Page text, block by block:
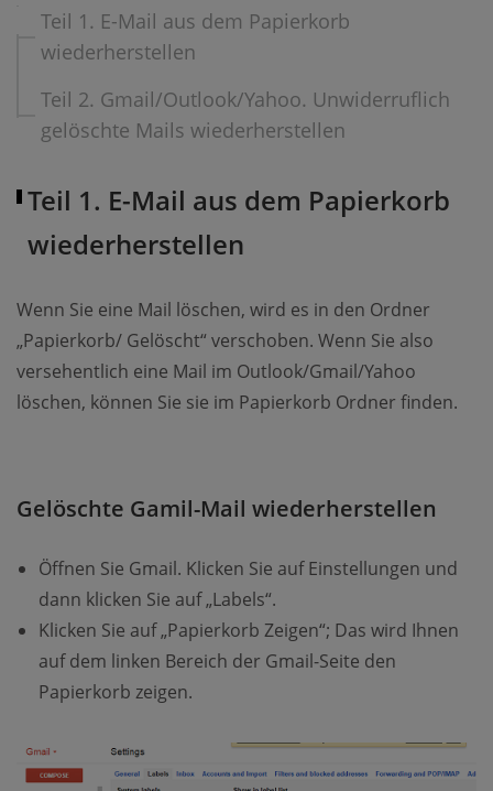
Teil 1. E-Mail aus dem Papierkorb
wiederherstellen
Teil 2. Gmail/Outlook/Yahoo. Unwiderruflich
gelöschte Mails wiederherstellen
Teil 1. E-Mail aus dem Papierkorb
wiederherstellen
Wenn Sie eine Mail löschen, wird es in den Ordner
„Papierkorb/ Gelöscht“ verschoben. Wenn Sie also
versehentlich eine Mail im Outlook/Gmail/Yahoo
löschen, können Sie sie im Papierkorb Ordner finden.
Gelöschte Gamil-Mail wiederherstellen
Öffnen Sie Gmail. Klicken Sie auf Einstellungen und
dann klicken Sie auf „Labels“.
Klicken Sie auf „Papierkorb Zeigen“; Das wird Ihnen
auf dem linken Bereich der Gmail-Seite den
Papierkorb zeigen.